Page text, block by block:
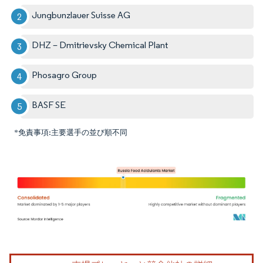
Jungbunzlauer Suisse AG
DHZ – Dmitrievsky Chemical Plant
Phosagro Group
BASF SE
*免責事項:主要選手の並び順不同
画像 © Mordor Intelligence。再利用にはCC BY 4.0の表示が必要です。